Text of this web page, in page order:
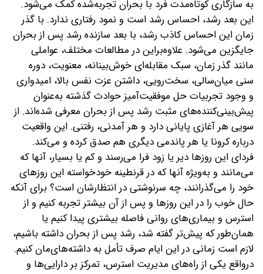
به سازگاری کوتاه‌مدت فرد با بحران تجربه‌شده کمک می‌شود.
این بعد رشد، احساس رشد است و نمود رفتاری ندارد. با گذر
زمان این احساس کاذب رشد، با بعد سازنده رشد پس از بحران
جایگزین می‌شود. علاوه‌براین در مطالعات مختلف، عواملی
مانند گذر زمان، سبک مقابله‌ای خوش‌بینانه، معنویت، دوره
سنی میان‌سالی، سخت‌رویی، داشتن عزت نفس بالا، امیدواری
و وجود تجربیات حل موفقیت‌آمیز حوادث گذشته به‌عنوان
پیش‌بینی‌کننده‌های مثبت رشد پس از بحران معرفی شده‌اند. از
سویی هر آغازی پایانی دارد و هر آمدنی، رفتنی. این واقعیت
درباره کرونا یا هر پاندمی دیگری هم صدق کرده و می‌کند.
فردای این روزها دیر یا زود فرا می‌رسند و کم یا بسیار، آنها که
می‌مانند و به‌ویژه آنها که در قرنطینه خودخواسته این روزهای
خود را می‌گذرانند، چه سرنوشتی در انتظارشان است؟ برای آنکه
حال خوب را در این روزها و پس از آن بیشتر تجربه کنیم و از
استرس و بیماری‌های روانی فاصله بیشتری پیدا کنیم یا
همان‌طور که پیش‌تر گفته شد، رشد پس از بحران داشته باشیم،
لازم است زمانی در این ایام صرف تأمل به داشته‌های‌مان کنیم.
درواقع یکی از راه‌های مدیریت استرس، تمرکز بر دارایی‌ها و